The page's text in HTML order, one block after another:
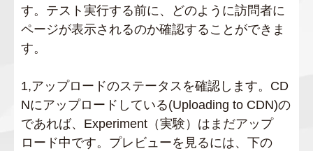
す。テスト実行する前に、どのように訪問者に
ページが表示されるのか確認することができま
す。
1,アップロードのステータスを確認します。CD
Nにアップロードしている(Uploading to CDN)の
であれば、Experiment（実験）はまだアップ
ロード中です。プレビューを見るには、下の